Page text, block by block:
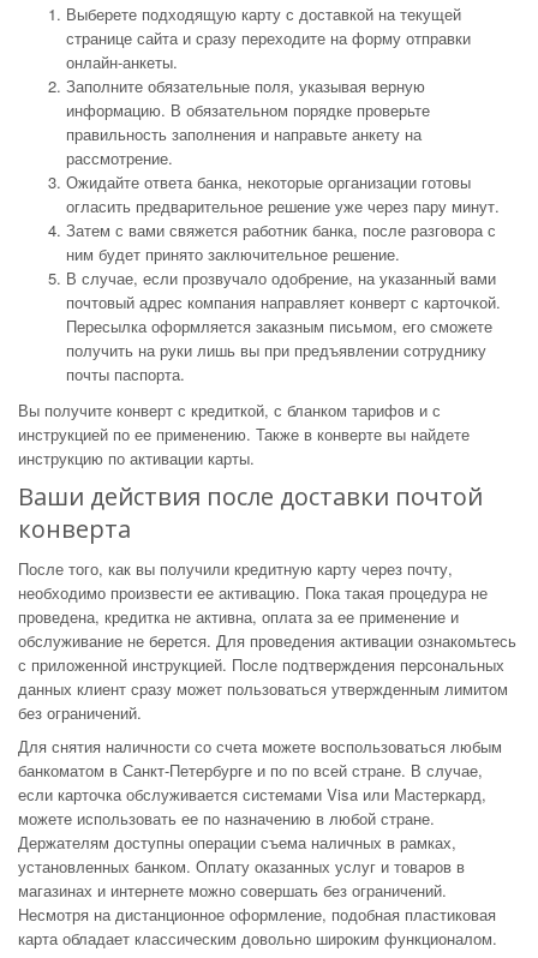
Выберете подходящую карту с доставкой на текущей
странице сайта и сразу переходите на форму отправки
онлайн-анкеты.
Заполните обязательные поля, указывая верную
информацию. В обязательном порядке проверьте
правильность заполнения и направьте анкету на
рассмотрение.
Ожидайте ответа банка, некоторые организации готовы
огласить предварительное решение уже через пару минут.
Затем с вами свяжется работник банка, после разговора с
ним будет принято заключительное решение.
В случае, если прозвучало одобрение, на указанный вами
почтовый адрес компания направляет конверт с карточкой.
Пересылка оформляется заказным письмом, его сможете
получить на руки лишь вы при предъявлении сотруднику
почты паспорта.
Вы получите конверт с кредиткой, с бланком тарифов и с
инструкцией по ее применению. Также в конверте вы найдете
инструкцию по активации карты.
Ваши действия после доставки почтой
конверта
После того, как вы получили кредитную карту через почту,
необходимо произвести ее активацию. Пока такая процедура не
проведена, кредитка не активна, оплата за ее применение и
обслуживание не берется. Для проведения активации ознакомьтесь
с приложенной инструкцией. После подтверждения персональных
данных клиент сразу может пользоваться утвержденным лимитом
без ограничений.
Для снятия наличности со счета можете воспользоваться любым
банкоматом в Санкт-Петербурге и по по всей стране. В случае,
если карточка обслуживается системами Visa или Мастеркард,
можете использовать ее по назначению в любой стране.
Держателям доступны операции съема наличных в рамках,
установленных банком. Оплату оказанных услуг и товаров в
магазинах и интернете можно совершать без ограничений.
Несмотря на дистанционное оформление, подобная пластиковая
карта обладает классическим довольно широким функционалом.